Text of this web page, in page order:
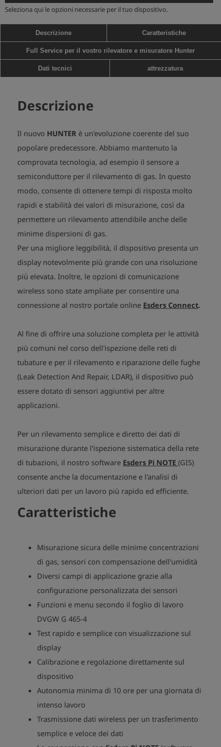
Intervallo di misurazione a seconda dei sensori installati
dimensioni (LxPxA): 100 x 195 x 86 mm
Peso: 1,1 kg
Temperatura: da -10°C a 50°C
Seleziona qui le opzioni necessarie per il tuo dispositivo.
Descrizione Caratteristiche
Full Service per il vostro rilevatore e misuratore Hunter
Dati tecnici attrezzatura
Descrizione
Il nuovo HUNTER è un'evoluzione coerente del suo
popolare predecessore. Abbiamo mantenuto la
comprovata tecnologia, ad esempio il sensore a
semiconduttore per il rilevamento di gas. In questo
modo, consente di ottenere tempi di risposta molto
rapidi e stabilità dei valori di misurazione, così da
permettere un rilevamento attendibile anche delle
minime dispersioni di gas.
Per una migliore leggibilità, il dispositivo presenta un
display notevolmente più grande con una risoluzione
più elevata. Inoltre, le opzioni di comunicazione
wireless sono state ampliate per consentire una
connessione al nostro portale online Esders Connect.
Al fine di offrire una soluzione completa per le attività
più comuni nel corso dell'ispezione delle reti di
tubature e per il rilevamento e riparazione delle fughe
(Leak Detection And Repair, LDAR), il dispositivo può
essere dotato di sensori aggiuntivi per altre
applicazioni.
Per un rilevamento semplice e diretto dei dati di
misurazione durante l'ispezione sistematica della rete
di tubazioni, il nostro software Esders Pi NOTE (GIS)
consente anche la documentazione e l'analisi di
ulteriori dati per un lavoro più rapido ed efficiente.
Caratteristiche
Misurazione sicura delle minime concentrazioni
di gas, sensori con compensazione dell'umidità
Diversi campi di applicazione grazie alla
configurazione personalizzata dei sensori
Funzioni e menu secondo il foglio di lavoro
DVGW G 465-4
Test rapido e semplice con visualizzazione sul
display
Calibrazione e regolazione direttamente sul
dispositivo
Autonomia minima di 10 ore per una giornata di
intenso lavoro
Trasmissione dati wireless per un trasferimento
semplice e veloce dei dati